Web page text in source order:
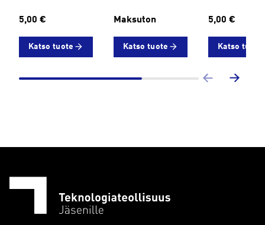
5,00 €
Katso tuote
Maksuton
Katso tuote
5,00 €
Katso tuote